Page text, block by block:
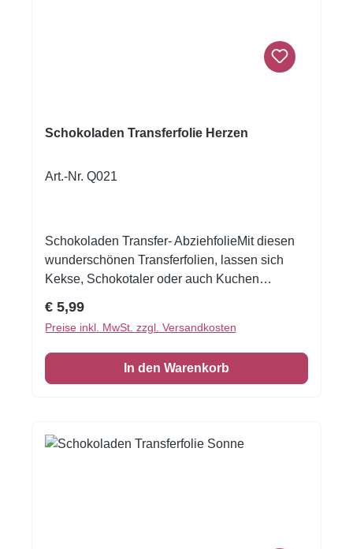
Schokoladen Transferfolie Herzen
Art.-Nr. Q021
Schokoladen Transfer- AbziehfolieMit diesen
wunderschönen Transferfolien, lassen sich
Kekse, Schokotaler oder auch Kuchen
Sie die Schokolade, streichen Sie die
Schokolade auf die Transferfolie, eventuell mit
einer Aufstreichmatte und lassen Sie diese fest
werden. Folie zum Schluss vorsichtig
Regulärer Preis:
€ 5,99
Preise inkl. MwSt. zzgl. Versandkosten
In den Warenkorb